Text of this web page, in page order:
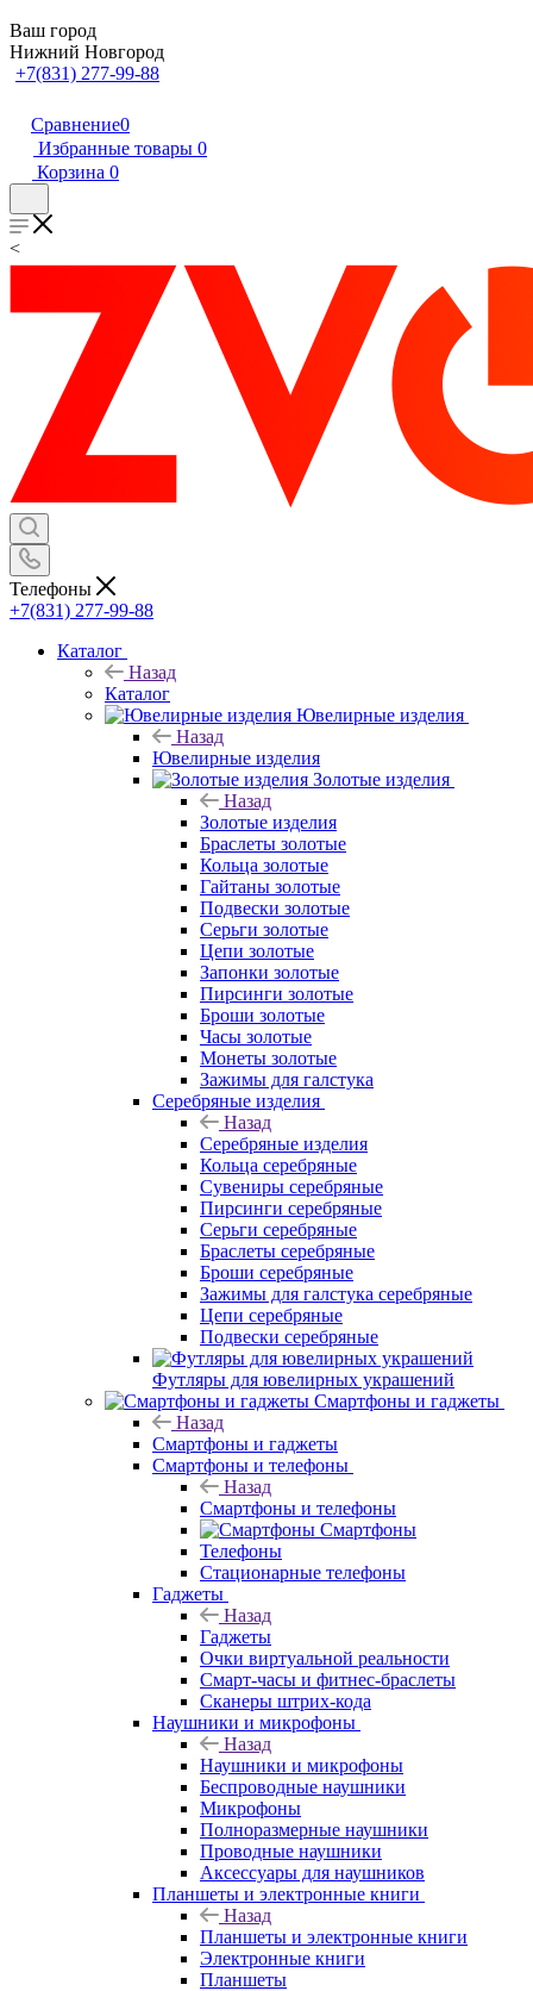
Ваш город
Нижний Новгород
+7(831) 277-99-88
Сравнение0
Избранные товары 0
Корзина 0
<
Телефоны
+7(831) 277-99-88
Каталог
Назад
Каталог
Ювелирные изделия
Назад
Ювелирные изделия
Золотые изделия
Назад
Золотые изделия
Браслеты золотые
Кольца золотые
Гайтаны золотые
Подвески золотые
Серьги золотые
Цепи золотые
Запонки золотые
Пирсинги золотые
Броши золотые
Часы золотые
Монеты золотые
Зажимы для галстука
Серебряные изделия
Назад
Серебряные изделия
Кольца серебряные
Сувениры серебряные
Пирсинги серебряные
Серьги серебряные
Браслеты серебряные
Броши серебряные
Зажимы для галстука серебряные
Цепи серебряные
Подвески серебряные
Футляры для ювелирных украшений
Смартфоны и гаджеты
Назад
Смартфоны и гаджеты
Смартфоны и телефоны
Назад
Смартфоны и телефоны
Смартфоны
Телефоны
Стационарные телефоны
Гаджеты
Назад
Гаджеты
Очки виртуальной реальности
Смарт-часы и фитнес-браслеты
Сканеры штрих-кода
Наушники и микрофоны
Назад
Наушники и микрофоны
Беспроводные наушники
Микрофоны
Полноразмерные наушники
Проводные наушники
Аксессуары для наушников
Планшеты и электронные книги
Назад
Планшеты и электронные книги
Электронные книги
Планшеты